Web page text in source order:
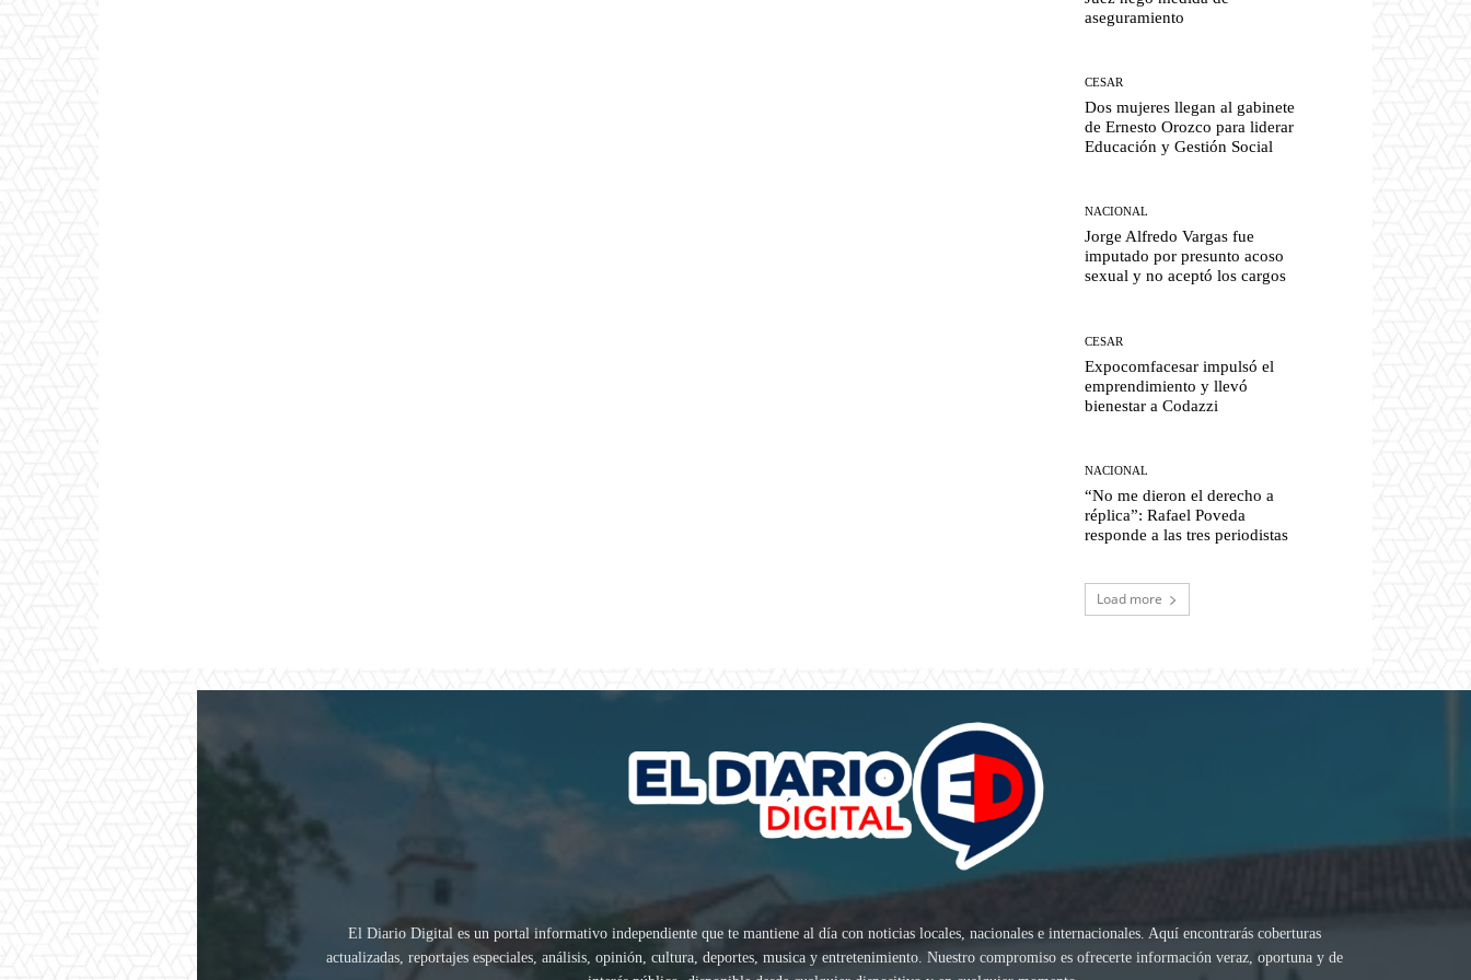
aseguramiento
CESAR
Dos mujeres llegan al gabinete
de Ernesto Orozco para liderar
Educación y Gestión Social
NACIONAL
Jorge Alfredo Vargas fue
imputado por presunto acoso
sexual y no aceptó los cargos
CESAR
Expocomfacesar impulsó el
emprendimiento y llevó
bienestar a Codazzi
NACIONAL
“No me dieron el derecho a
réplica”: Rafael Poveda
responde a las tres periodistas
Load more
El Diario Digital es un portal informativo independiente que te mantiene al día con noticias locales, nacionales e internacionales. Aquí encontrarás coberturas
actualizadas, reportajes especiales, análisis, opinión, cultura, deportes, musica y entretenimiento. Nuestro compromiso es ofrecerte información veraz, oportuna y de